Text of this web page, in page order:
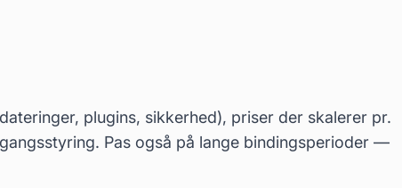
plugins, sikkerhed), priser der skalerer pr.
Pas også på lange bindingsperioder —